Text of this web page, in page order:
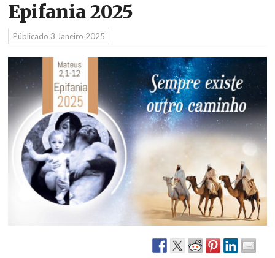
Notícias
Recursos
Media
Epifania 2025
Públicado 3 Janeiro 2025